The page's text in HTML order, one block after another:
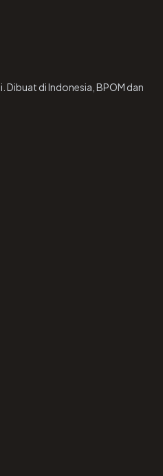
Dibuat di Indonesia, BPOM dan